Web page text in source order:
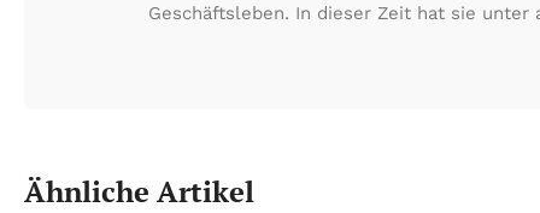
Geschäftsleben. In dieser Zeit hat sie
Ähnliche Artikel